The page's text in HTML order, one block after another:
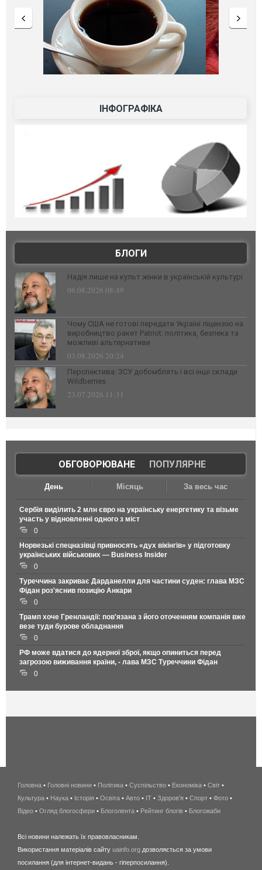
ІНФОГРАФІКА
БЛОГИ
Надія лише на культ жінки в українській культурі
06.08.2026 08:49
Чому США не готові передати Україні ліцензію на
виробництво ракет Patriot: політика, безпека та
можливі альтернативи
03.08.2026 20:24
Перспектива: ЗСУ добомблять і всі інші склади
Wildberries
23.07.2026 11:31
ОБГОВОРЮВАНЕ| ПОПУЛЯРНЕ
День Місяць За весь час
Сербія виділить 2 млн євро на українську енергетику та візьме
участь у відновленні одного з міст
0
Норвезькі спецназівці привносять «дух вікінгів» у підготовку
українських військових — Business Insider
0
Туреччина закриває Дарданелли для частини суден: глава МЗС
Фідан роз'яснив позицію Анкари
0
Трамп хоче Гренландії: пов'язана з його оточенням компанія вже
везе туди бурове обладнання
0
РФ може вдатися до ядерної зброї, якщо опиниться перед
загрозою виживання країни, - лава МЗС Туреччини Фідан
0
беспроводной
интернет
киев
wimax
Головна • Головні новини • Політика • Суспільство • Економіка • Світ •
Культура • Наука • Історія • Освіта • Авто • IT • Здоров'я • Спорт • Фото •
Відео • Огляд блогосфери • Блоголента • Рейтинг блогів • Блогожаби
Всі новини належать їх правовласникам.
Використання матеріалів сайту uainfo.org дозволяється за умови
посилання (для інтернет-видань - гіперпосилання).